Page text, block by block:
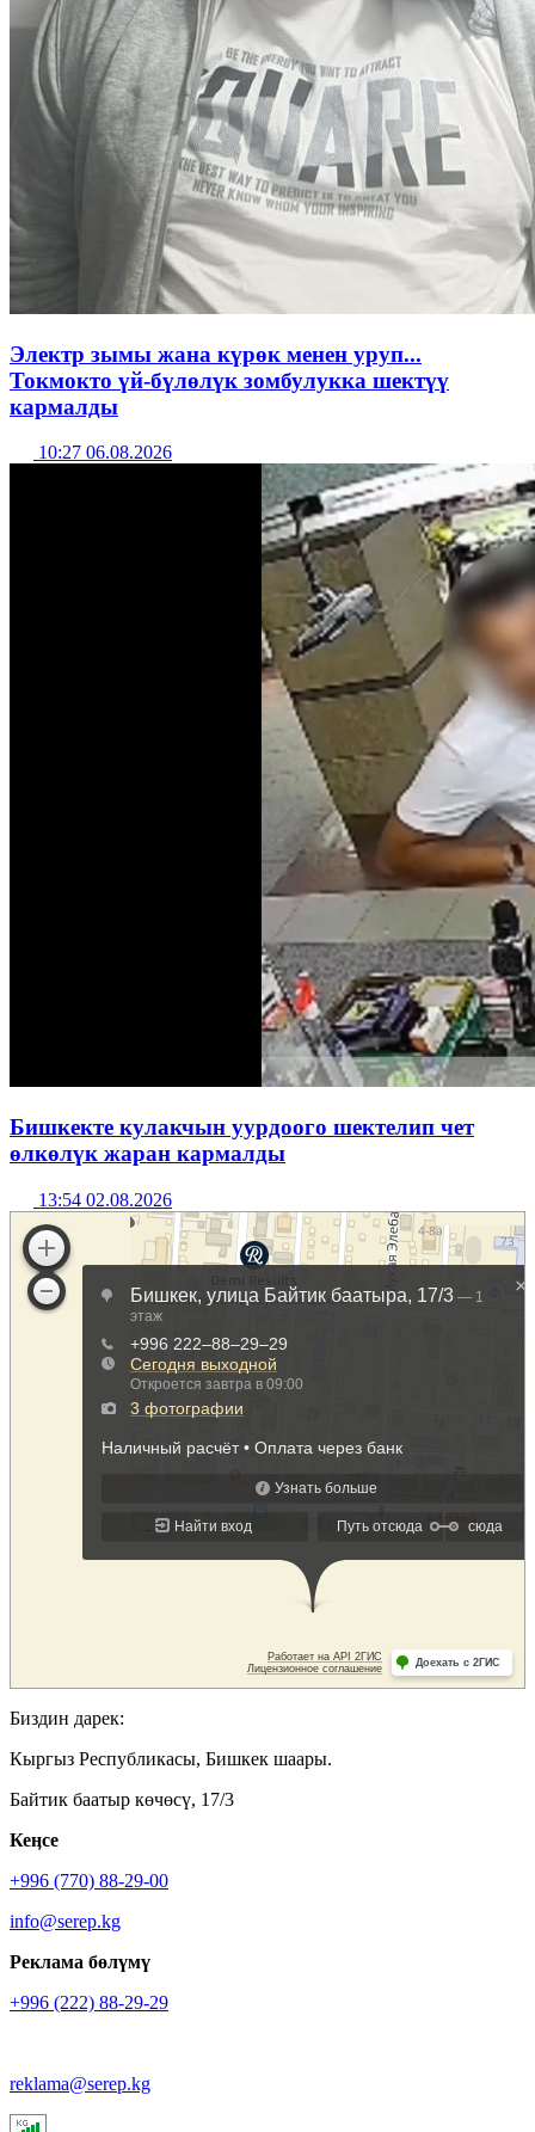
Электр зымы жана күрөк менен уруп...
Токмокто үй-бүлөлүк зомбулукка шектүү
кармалды
10:27 06.08.2026
Бишкекте кулакчын уурдоого шектелип чет
өлкөлүк жаран кармалды
13:54 02.08.2026
Биздин дарек:
Кыргыз Республикасы, Бишкек шаары.
Байтик баатыр көчөсү, 17/3
Кеӊсе
+996 (770) 88-29-00
info@serep.kg
Реклама бөлүмү
+996 (222) 88-29-29
reklama@serep.kg